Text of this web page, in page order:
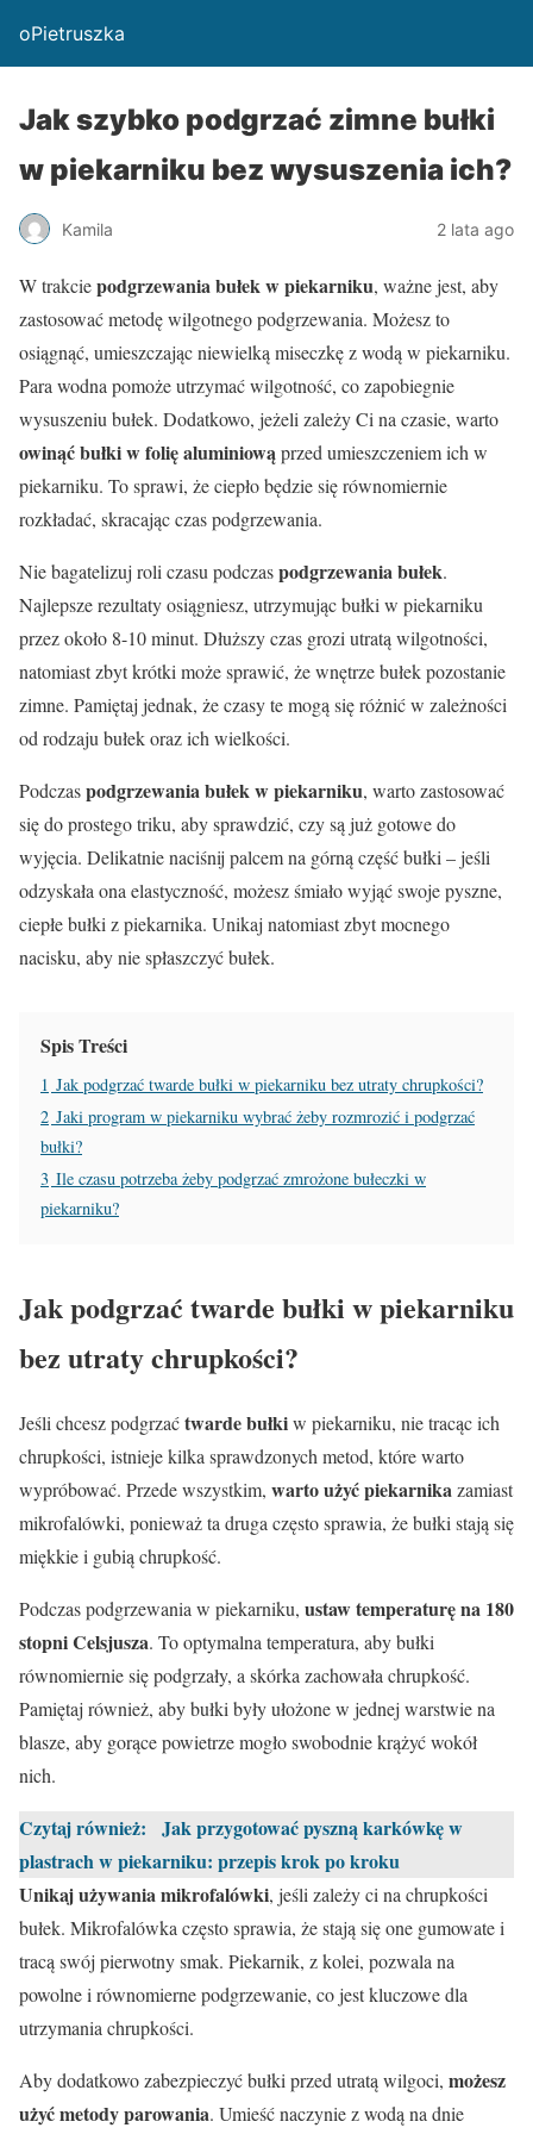
oPietruszka
Jak szybko podgrzać zimne bułki
w piekarniku bez wysuszenia ich?
Kamila 2 lata ago
W trakciepodgrzewania bułek w piekarniku, ważne jest, aby
zastosować metodę wilgotnego podgrzewania. Możesz to
osiągnąć, umieszczając niewielką miseczkę z wodą w piekarniku.
Para wodna pomoże utrzymać wilgotność, co zapobiegnie
wysuszeniu bułek. Dodatkowo, jeżeli zależy Ci na czasie, warto
owinąć bułki w folię aluminiowąprzed umieszczeniem ich w
piekarniku. To sprawi, że ciepło będzie się równomiernie
rozkładać, skracając czas podgrzewania.
Nie bagatelizuj roli czasu podczaspodgrzewania bułek.
Najlepsze rezultaty osiągniesz, utrzymując bułki w piekarniku
przez około 8-10 minut. Dłuższy czas grozi utratą wilgotności,
natomiast zbyt krótki może sprawić, że wnętrze bułek pozostanie
zimne. Pamiętaj jednak, że czasy te mogą się różnić w zależności
od rodzaju bułek oraz ich wielkości.
Podczaspodgrzewania bułek w piekarniku, warto zastosować
się do prostego triku, aby sprawdzić, czy są już gotowe do
wyjęcia. Delikatnie naciśnij palcem na górną część bułki – jeśli
odzyskała ona elastyczność, możesz śmiało wyjąć swoje pyszne,
ciepłe bułki z piekarnika. Unikaj natomiast zbyt mocnego
nacisku, aby nie spłaszczyć bułek.
Spis Treści
1 Jak podgrzać twarde bułki w piekarniku bez utraty chrupkości?
2 Jaki program w piekarniku wybrać żeby rozmrozić i podgrzać
bułki?
3 Ile czasu potrzeba żeby podgrzać zmrożone bułeczki w
piekarniku?
Jak podgrzać twarde bułki w piekarniku
bez utraty chrupkości?
Jeśli chcesz podgrzaćtwarde bułkiw piekarniku, nie tracąc ich
chrupkości, istnieje kilka sprawdzonych metod, które warto
wypróbować. Przede wszystkim, warto użyć piekarnikazamiast
mikrofalówki, ponieważ ta druga często sprawia, że bułki stają się
miękkie i gubią chrupkość.
Podczas podgrzewania w piekarniku, ustaw temperaturę na 180
stopni Celsjusza. To optymalna temperatura, aby bułki
równomiernie się podgrzały, a skórka zachowała chrupkość.
Pamiętaj również, aby bułki były ułożone w jednej warstwie na
blasze, aby gorące powietrze mogło swobodnie krążyć wokół
nich.
Czytaj również:
Jak przygotować pyszną karkówkę w
plastrach w piekarniku: przepis krok po kroku
Unikaj używania mikrofalówki, jeśli zależy ci na chrupkości
bułek. Mikrofalówka często sprawia, że stają się one gumowate i
tracą swój pierwotny smak. Piekarnik, z kolei, pozwala na
powolne i równomierne podgrzewanie, co jest kluczowe dla
utrzymania chrupkości.
Aby dodatkowo zabezpieczyć bułki przed utratą wilgoci, możesz
użyć metody parowania. Umieść naczynie z wodą na dnie